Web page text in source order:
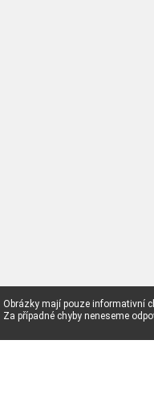
Obrázky mají pouze informativní
Za případné chyby neneseme